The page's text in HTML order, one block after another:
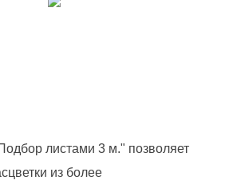
листами 3 м." позволяет
из более